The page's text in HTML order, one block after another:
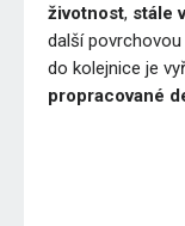
životnost, stále
další
do kolejnice je
propracované